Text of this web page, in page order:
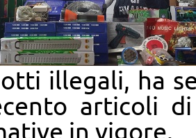
illegali, ha
articoli
in vigore.